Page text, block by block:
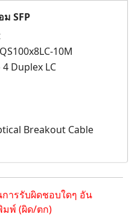
ม SFP
10M
4 Duplex LC
Breakout Cable
ารรับผิดชอบใดๆ อัน
มพ์ (ผิด/ตก)